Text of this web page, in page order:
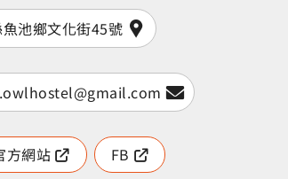
池鄉文化街45號
方網站 FB